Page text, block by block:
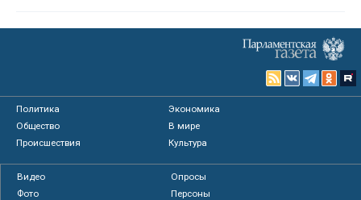
Политика
Экономика
Общество
В мире
Происшествия
Культура
Видео
Опросы
Фото
Персоны